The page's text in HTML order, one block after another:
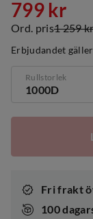
price
799 kr
original
price
Ord. pris1 259
Erbjudandet
Rullstorlek
1000D
Fri frakt
100